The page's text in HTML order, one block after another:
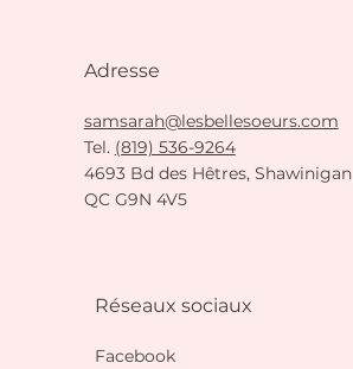
Adresse
samsarah@lesbellesoeurs.com
Tel. (819) 536-9264
4693 Bd des Hêtres, Shawinigan
QC G9N 4V5
Réseaux sociaux
Facebook